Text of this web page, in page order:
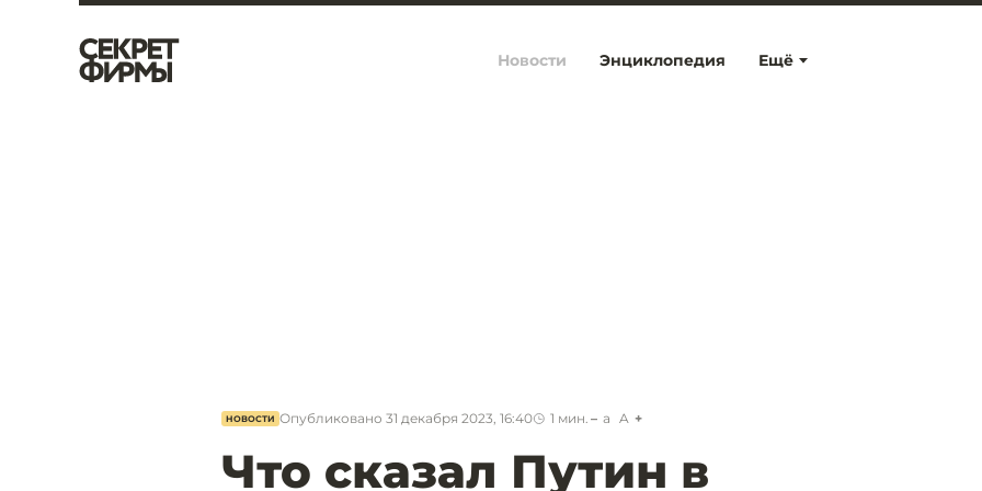
Ещё
Новости Энциклопедия
НОВОСТИ Опубликовано 31 декабря 2023, 16:40 1 мин. a A
Что сказал Путин в